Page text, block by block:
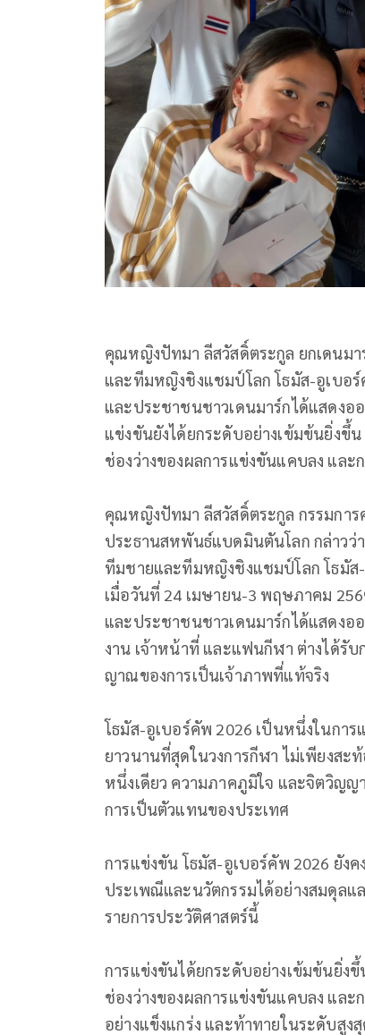
คุณหญิงปัทมา ลีสวัสดิ์ตระกูล ยกเดนมา
และทีมหญิงชิงแชมป์โลก โธมัส-อูเบอร์
และประชาชนชาวเดนมาร์กได้แสดงอ
แข่งขันยังได้ยกระดับอย่างเข้มข้นยิ่งขึ้
ช่องว่างของผลการแข่งขันแคบลง แล
คุณหญิงปัทมา ลีสวัสดิ์ตระกูล กรรมการ
ประธานสหพันธ์แบดมินตันโลก กล่าวว่
ทีมชายและทีมหญิงชิงแชมป์โลก โธมัส-
เมื่อวันที่ 24 เมษายน-3 พฤษภาคม
และประชาชนชาวเดนมาร์กได้แสดงอ
งาน เจ้าหน้าที่ และแฟนกีฬา ต่างได้รับ
ญาณของการเป็นเจ้าภาพที่แท้จริง
โธมัส-อูเบอร์คัพ 2026 เป็นหนึ่งในกา
ยาวนานที่สุดในวงการกีฬา ไม่เพียงสะ
หนึ่งเดียว ความภาคภูมิใจ และจิตวิญ
การเป็นตัวแทนของประเทศ
การแข่งขัน โธมัส-อูเบอร์คัพ 2026 ยัง
ประเพณีและนวัตกรรมได้อย่างสมดุลแ
รายการประวัติศาสตร์นี้
การแข่งขันได้ยกระดับอย่างเข้มข้นยิ่งขึ้
ช่องว่างของผลการแข่งขันแคบลง แล
อย่างแข็งแกร่ง และท้าทายในระดับสูง